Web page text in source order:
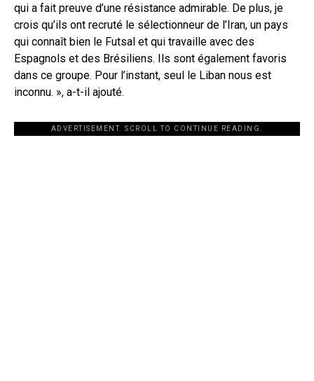
qui a fait preuve d’une résistance admirable. De plus, je
crois qu’ils ont recruté le sélectionneur de l’Iran, un pays
qui connaît bien le Futsal et qui travaille avec des
Espagnols et des Brésiliens. Ils sont également favoris
dans ce groupe. Pour l’instant, seul le Liban nous est
inconnu. », a-t-il ajouté.
ADVERTISEMENT. SCROLL TO CONTINUE READING.